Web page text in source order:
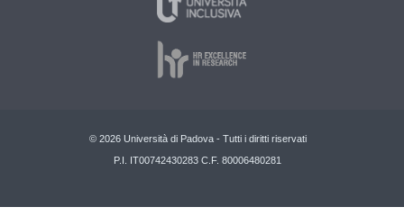
© 2026 Università di Padova - Tutti i diritti riservati
P.I. IT00742430283 C.F. 80006480281